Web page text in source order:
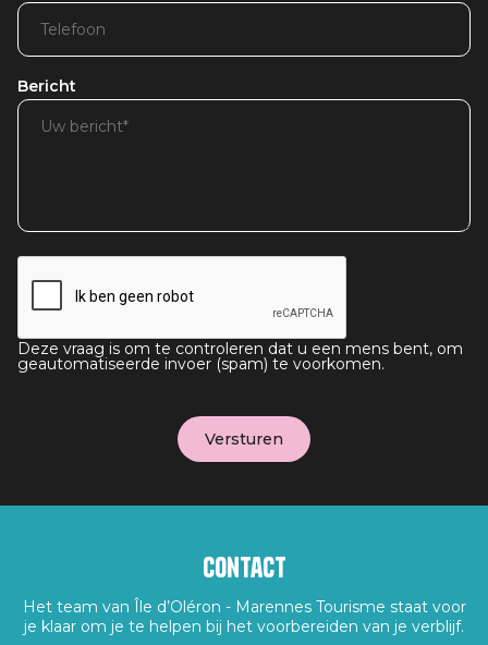
Bericht
Deze vraag is om te controleren dat u een mens bent, om
geautomatiseerde invoer (spam) te voorkomen.
Contact
Het team van Île d’Oléron - Marennes Tourisme staat voor
je klaar om je te helpen bij het voorbereiden van je verblijf.